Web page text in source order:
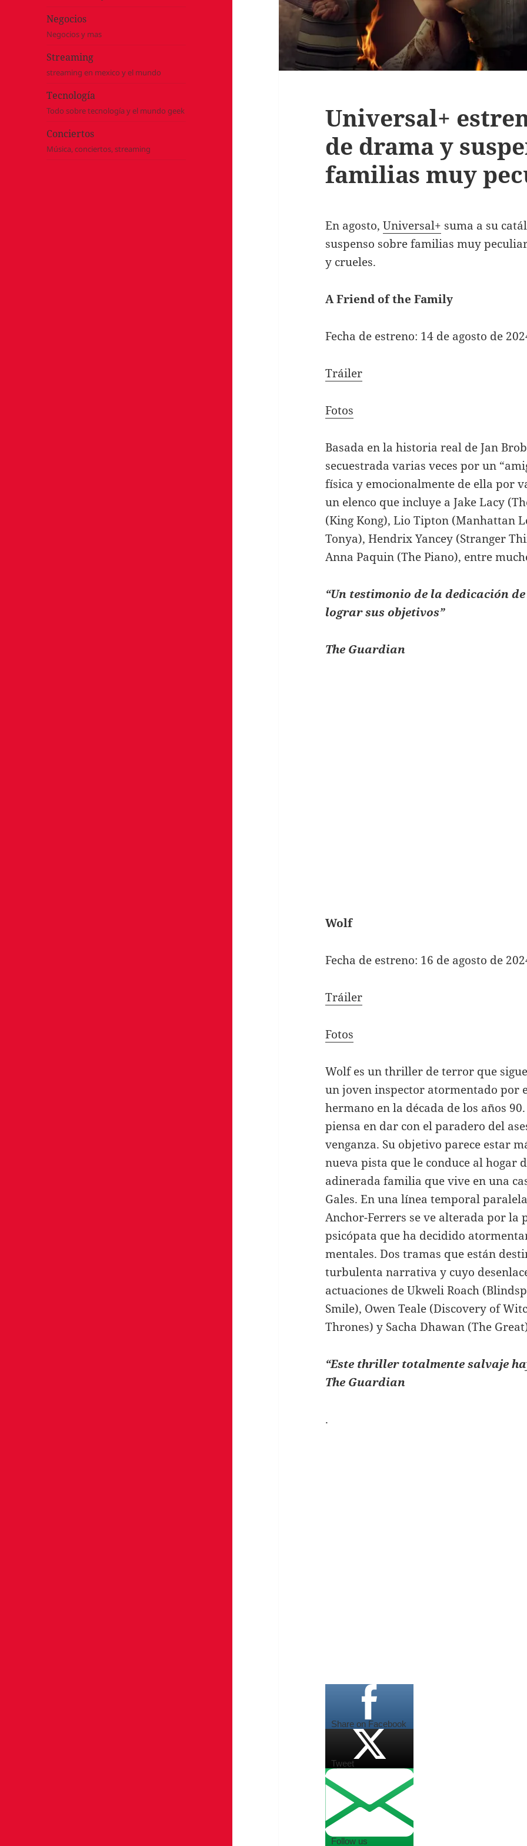
Negocios
Negocios y mas
Streaming
streaming en mexico y el mundo
Tecnología
Todo sobre tecnología y el mundo geek
Conciertos
Música, conciertos, streaming
Universal+
de drama y
familias muy
En agosto,Universal+ suma a su
suspenso sobre familias muy
y crueles.
A Friend of the Family
Fecha de estreno: 14 de agosto de
Tráiler
Fotos
Basada en la historia real de Jan
secuestrada varias veces por un
física y emocionalmente de ella por
un elenco que incluye a Jake Lacy
(King Kong), Lio Tipton (Manhattan
Tonya), Hendrix Yancey (Stranger
Anna Paquin (The Piano), entre
“Un testimonio de la dedicación
lograr sus objetivos”
The Guardian
Wolf
Fecha de estreno: 16 de agosto de
Tráiler
Fotos
Wolf es un thriller de terror que
un joven inspector atormentado por
hermano en la década de los años
piensa en dar con el paradero del
venganza. Su objetivo parece estar
nueva pista que le conduce al hogar
adinerada familia que vive en una
Gales. En una línea temporal
Anchor-Ferrers se ve alterada por la
psicópata que ha decidido
mentales. Dos tramas que están
turbulenta narrativa y cuyo
actuaciones de Ukweli Roach
Smile), Owen Teale (Discovery of
Thrones) y Sacha Dhawan (The
“Este thriller totalmente salvaje
The Guardian
.
Share on Facebook
Tweet
Follow us